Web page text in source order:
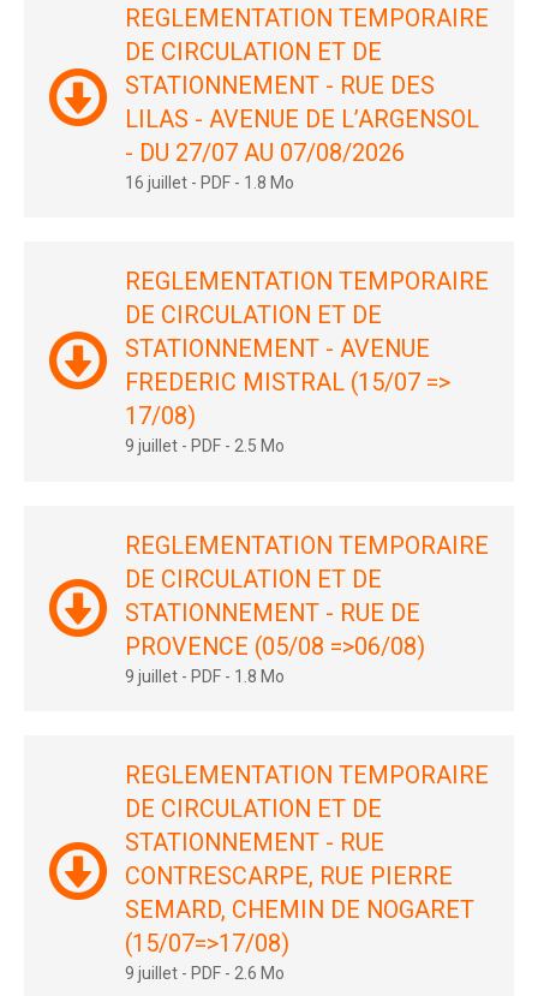
REGLEMENTATION TEMPORAIRE
DE CIRCULATION ET DE
STATIONNEMENT - RUE DES
LILAS - AVENUE DE L’ARGENSOL
- DU 27/07 AU 07/08/2026
16 juillet - PDF - 1.8 Mo
REGLEMENTATION TEMPORAIRE
DE CIRCULATION ET DE
STATIONNEMENT - AVENUE
FREDERIC MISTRAL (15/07 =>
17/08)
9 juillet - PDF - 2.5 Mo
REGLEMENTATION TEMPORAIRE
DE CIRCULATION ET DE
STATIONNEMENT - RUE DE
PROVENCE (05/08 =>06/08)
9 juillet - PDF - 1.8 Mo
REGLEMENTATION TEMPORAIRE
DE CIRCULATION ET DE
STATIONNEMENT - RUE
CONTRESCARPE, RUE PIERRE
SEMARD, CHEMIN DE NOGARET
(15/07=>17/08)
9 juillet - PDF - 2.6 Mo